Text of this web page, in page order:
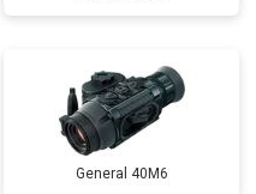
General 40M6